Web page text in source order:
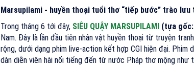
Marsupilami - huyền thoại tuổi thơ “tiếp bước” trào lưu
Trong tháng 6 tới đây, SIÊU QUẬY MARSUPILAMI (tựa
Nam. Đây là lần đầu tiên nhân vật huyền thoại từ truyện
rộng, dưới dạng phim live-action kết hợp CGI hiện đại. Phim
dàn diễn viên hài nổi tiếng đến từ nước Pháp thơ mộng như